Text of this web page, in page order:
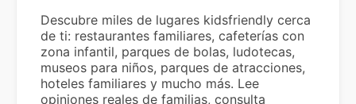
Descubre miles de lugares kidsfriendly cerca
de ti: restaurantes familiares, cafeterías con
zona infantil, parques de bolas, ludotecas,
museos para niños, parques de atracciones,
hoteles familiares y mucho más. Lee
opiniones reales de familias, consulta